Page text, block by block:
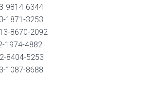
9814-6344
1871-3253
8670-2092
1974-4882
8404-5253
1087-8688